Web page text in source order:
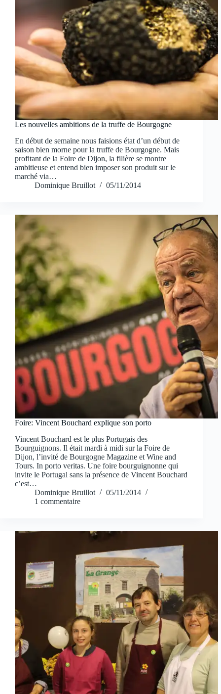
Les nouvelles ambitions de la truffe de Bourgogne
En début de semaine nous faisions état d’un début de
saison bien morne pour la truffe de Bourgogne. Mais
profitant de la Foire de Dijon, la filière se montre
ambitieuse et entend bien imposer son produit sur le
marché via…
Dominique Bruillot
05/11/2014
Foire: Vincent Bouchard explique son porto
Vincent Bouchard est le plus Portugais des
Bourguignons. Il était mardi à midi sur la Foire de
Dijon, l’invité de Bourgogne Magazine et Wine and
Tours. In porto veritas. Une foire bourguignonne qui
invite le Portugal sans la présence de Vincent Bouchard
c’est…
Dominique Bruillot
05/11/2014
1 commentaire